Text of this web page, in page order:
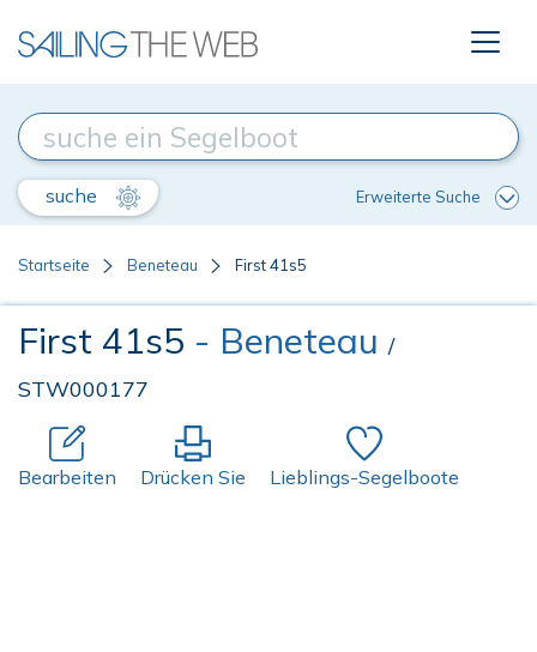
suche Erweiterte Suche
Startseite Beneteau First 41s5
First 41s5 - Beneteau /
STW000177
Bearbeiten Drücken Sie Lieblings-Segelboote